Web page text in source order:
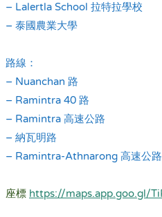
– Lalertla School 拉特拉學校
– 泰國農業大學
路線：
– Nuanchan 路
– Ramintra 40 路
– Ramintra 高速公路
– 納瓦明路
– Ramintra-Athnarong 高速公路
座標 https://maps.app.goo.gl/